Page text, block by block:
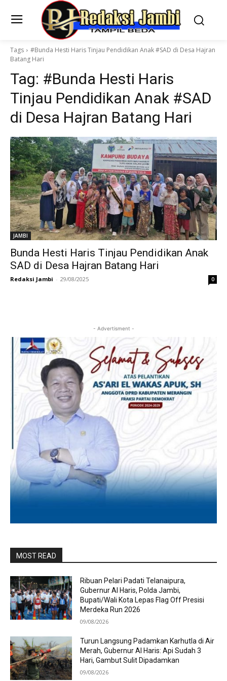
Tags
#Bunda Hesti Haris Tinjau Pendidikan Anak #SAD di Desa Hajran
Batang Hari
Tag: #Bunda Hesti Haris
Tinjau Pendidikan Anak #SAD
di Desa Hajran Batang Hari
JAMBI
Bunda Hesti Haris Tinjau Pendidikan Anak
SAD di Desa Hajran Batang Hari
Redaksi Jambi - 29/08/2025 0
- Advertisment -
MOST READ
Ribuan Pelari Padati Telanaipura,
Gubernur Al Haris, Polda Jambi,
Bupati/Wali Kota Lepas Flag Off Presisi
Merdeka Run 2026
09/08/2026
Turun Langsung Padamkan Karhutla di Air
Merah, Gubernur Al Haris: Api Sudah 3
Hari, Gambut Sulit Dipadamkan
09/08/2026